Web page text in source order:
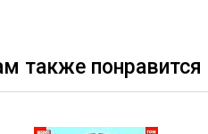
также понравится